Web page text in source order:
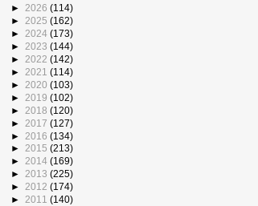
► 2026 (114)
► 2025 (162)
► 2024 (173)
► 2023 (144)
► 2022 (142)
► 2021 (114)
► 2020 (103)
► 2019 (102)
► 2018 (120)
► 2017 (127)
► 2016 (134)
► 2015 (213)
► 2014 (169)
► 2013 (225)
► 2012 (174)
► 2011 (140)